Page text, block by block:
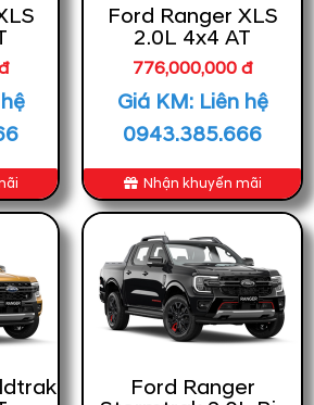
Ford Ranger XLS
2.0L 4x4 AT
776,000,000 đ
Giá KM: Liên hệ
0943.385.666
Nhận khuyến mãi
Ford Ranger